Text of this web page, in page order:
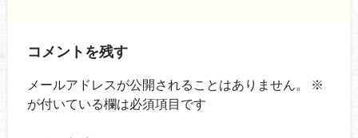
コメントを残す
メールアドレスが公開されることはありません。
※
が付いている欄は必須項目です